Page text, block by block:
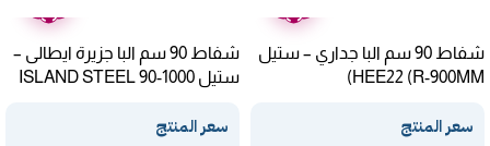
شفاط 90 سم البا جداري – ستيل
HEE22 (R-900MM)
سعر المنتج
شفاط 90 سم البا جزيرة ايطالى –
ستيل ISLAND STEEL 90-1000
سعر المنتج